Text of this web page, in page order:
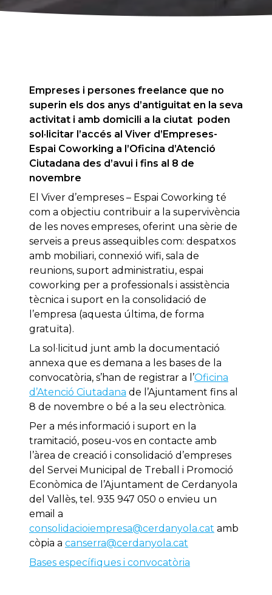
Empreses i persones freelance que no
superin els dos anys d’antiguitat en la seva
activitat i amb domicili a la ciutat poden
sol·licitar l’accés al Viver d’Empreses-
Espai Coworking a l’Oficina d’Atenció
Ciutadana des d’avui i fins al 8 de
novembre
El Viver d’empreses – Espai Coworking té
com a objectiu contribuir a la supervivència
de les noves empreses, oferint una sèrie de
serveis a preus assequibles com: despatxos
amb mobiliari, connexió wifi, sala de
reunions, suport administratiu, espai
coworking per a professionals i assistència
tècnica i suport en la consolidació de
l’empresa (aquesta última, de forma
gratuïta).
La sol·licitud junt amb la documentació
annexa que es demana a les bases de la
convocatòria, s’han de registrar a l’Oficina
d’Atenció Ciutadana de l’Ajuntament fins al
8 de novembre o bé a la seu electrònica.
Per a més informació i suport en la
tramitació, poseu-vos en contacte amb
l’àrea de creació i consolidació d’empreses
del Servei Municipal de Treball i Promoció
Econòmica de l’Ajuntament de Cerdanyola
del Vallès, tel. 935 947 050 o envieu un
email a
consolidacioiempresa@cerdanyola.cat amb
còpia a canserra@cerdanyola.cat
Bases específiques i convocatòria